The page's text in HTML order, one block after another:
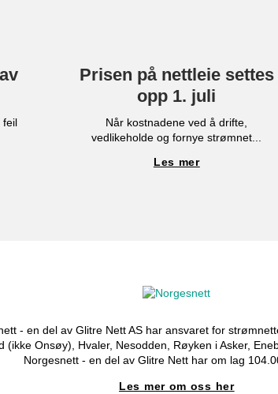
feil
Prisen på nettleie settes
opp 1. juli
Når kostnadene ved å drifte,
vedlikeholde og fornye strømnet...
Les mer
- en del av Glitre Nett AS har ansvaret for
(ikke Onsøy), Hvaler, Nesodden, Røyken i Asker,
Norgesnett - en del av Glitre Nett har om lag
Les mer om oss her